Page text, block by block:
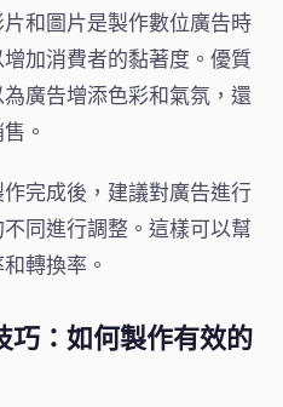
和圖片是製作數位廣告時
加消費者的黏著度。優質
廣告增添色彩和氣氛，還
。
完成後，建議對廣告進行
同進行調整。這樣可以幫
轉換率。
巧：如何製作有效的